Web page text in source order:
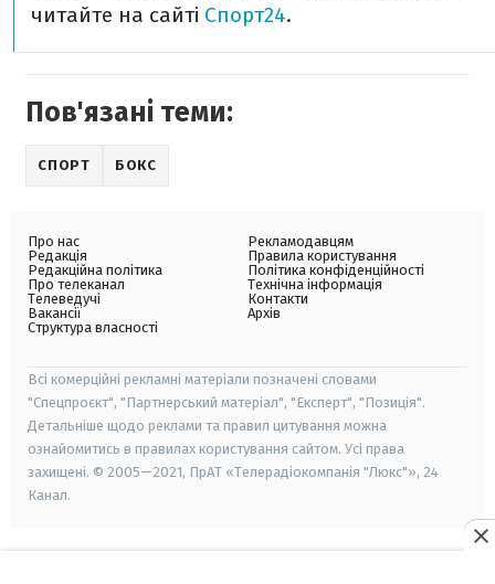
читайте на сайті Спорт24.
Пов'язані теми:
СПОРТ БОКС
Про нас
Редакція
Редакційна політика
Про телеканал
Телеведучі
Вакансії
Структура власності
Рекламодавцям
Правила користування
Політика конфіденційності
Технічна інформація
Контакти
Архів
Всі комерційні рекламні матеріали позначені словами
"Спецпроєкт", "Партнерський матеріал", "Експерт", "Позиція".
Детальніше щодо реклами та правил цитування можна
ознайомитись в правилах користування сайтом. Усі права
захищені. © 2005—2021, ПрАТ «Телерадіокомпанія "Люкс"», 24
Канал.